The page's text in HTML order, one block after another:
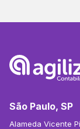
São Paulo, SP
Alameda Vicente